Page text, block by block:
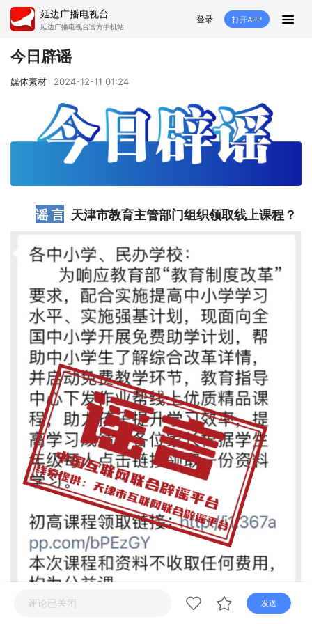
延边广播电视台
延边广播电视台官方手机站
登录 打开APP
首页
推荐 经济
短视频 红石榴 延边特色 广传
融媒直播 政协 县市
纪委监委 专题 文体 国内
交通文艺广播 延边卫健 延边医保 延边医院
延边商务 延边好就业 VR
直播点播
直播 电视 广播
今日辟谣
媒体素材 2024-12-11 01:24
谣 言 天津市教育主管部门组织领取线上课程？
评论已关闭 发送